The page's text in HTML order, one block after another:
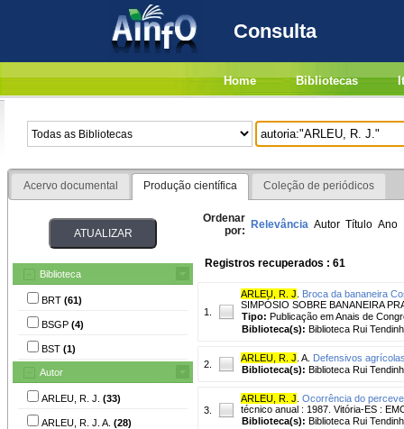
Consulta
Home Bibliotecas
Acervo documental Produção científica Coleção de periódicos
Biblioteca
BRT (61)
BSGP (4)
BST (1)
Autor
ARLEU, R. J. (33)
ARLEU, R. J. A. (28)
Ordenar
por: Relevância Autor Título Ano
Registros recuperados : 61
1.
ARLEU, R. J
Broca da bananeira
SIMPÓSIO SOBRE BANANEIRA
Tipo: Publicação em Anais de
Biblioteca(s): Biblioteca Rui
2.
ARLEU, R. J . A. Defensivos
Biblioteca(s): Biblioteca Rui
3.
ARLEU, R. J Ocorrência do
técnico anual : 1987. Vitória-ES :
Biblioteca(s): Biblioteca Rui